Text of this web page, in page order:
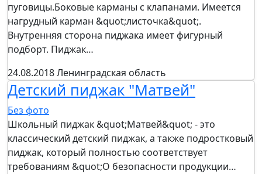
пуговицы.Боковые карманы с клапанами. Имеется
нагрудный карман &quot;листочка&quot;.
Внутренняя сторона пиджака имеет фигурный
подборт. Пиджак…
24.08.2018Ленинградская область
Детский пиджак "Матвей"
Без фото
Школьный пиджак &quot;Матвей&quot; - это
классический детский пиджак, а также подростковый
пиджак, который полностью соответствует
требованиям &quot;О безопасности продукции…